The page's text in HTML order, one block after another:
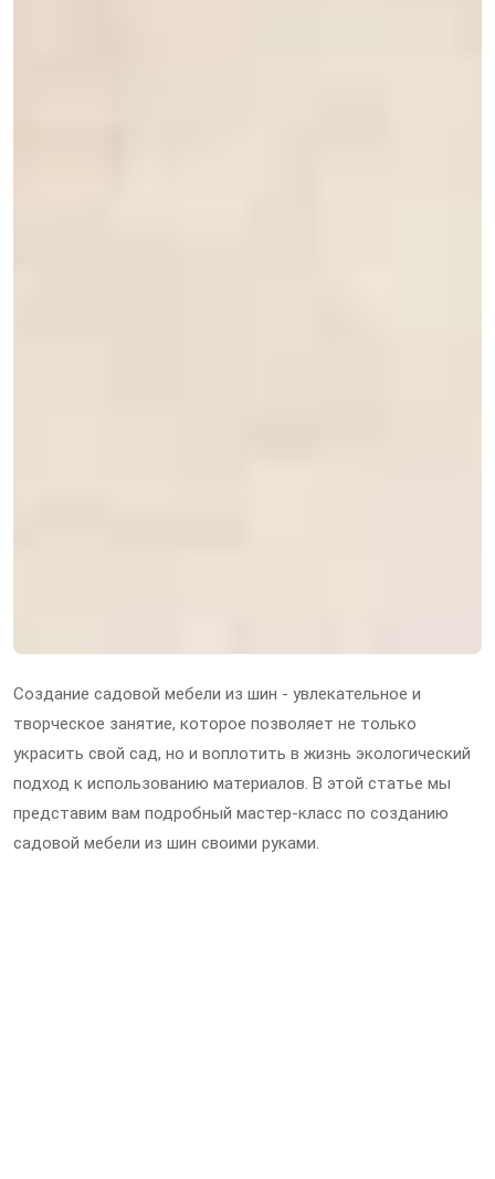
Создание садовой мебели из шин - увлекательное и
творческое занятие, которое позволяет не только
украсить свой сад, но и воплотить в жизнь экологический
подход к использованию материалов. В этой статье мы
представим вам подробный мастер-класс по созданию
садовой мебели из шин своими руками.